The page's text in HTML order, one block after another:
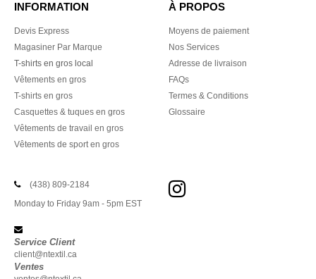
INFORMATION
Devis Express
Magasiner Par Marque
T-shirts en gros local
Vêtements en gros
T-shirts en gros
Casquettes & tuques en gros
Vêtements de travail en gros
Vêtements de sport en gros
À PROPOS
Moyens de paiement
Nos Services
Adresse de livraison
FAQs
Termes & Conditions
Glossaire
(438) 809-2184
Monday to Friday 9am - 5pm EST
Service Client
client@ntextil.ca
Ventes